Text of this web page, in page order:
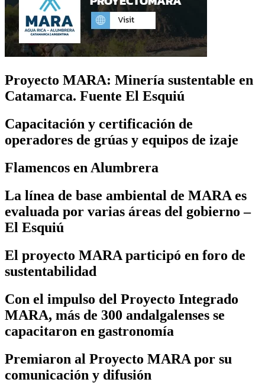
Proyecto MARA: Minería sustentable en
Catamarca. Fuente El Esquiú
Capacitación y certificación de
operadores de grúas y equipos de izaje
Flamencos en Alumbrera
La línea de base ambiental de MARA es
evaluada por varias áreas del gobierno –
El Esquiú
El proyecto MARA participó en foro de
sustentabilidad
Con el impulso del Proyecto Integrado
MARA, más de 300 andalgalenses se
capacitaron en gastronomía
Premiaron al Proyecto MARA por su
comunicación y difusión